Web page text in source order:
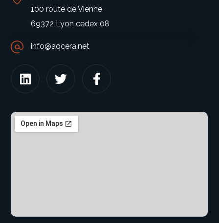
100 route de Vienne
69372 Lyon cedex 08
info@aqcera.net